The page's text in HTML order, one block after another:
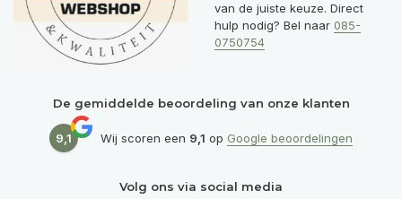
van de juiste keuze. Direct
hulp nodig? Bel naar 085-
0750754
De gemiddelde beoordeling van onze klanten
9,1 Wij scoren een 9,1 op Google beoordelingen
Volg ons via social media